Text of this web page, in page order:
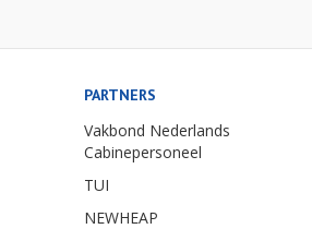
PARTNERS
Vakbond Nederlands
Cabinepersoneel
TUI
NEWHEAP